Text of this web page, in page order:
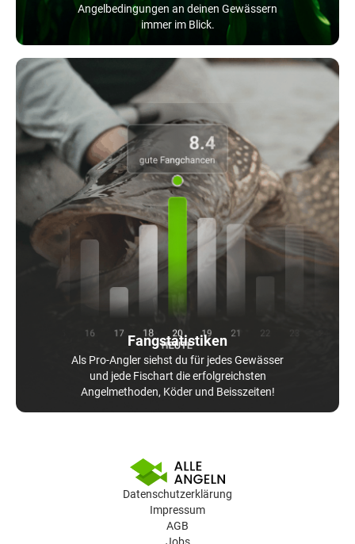
Angelbedingungen an deinen Gewässern
immer im Blick.
Fangstatistiken
Als Pro-Angler siehst du für jedes Gewässer
und jede Fischart die erfolgreichsten
Angelmethoden, Köder und Beisszeiten!
Datenschutzerklärung
Impressum
AGB
Jobs